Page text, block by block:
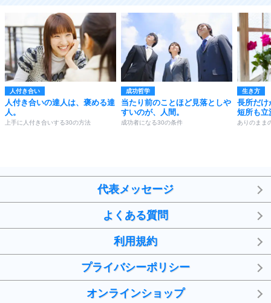
人付き合い
人付き合いの達人は、褒める達
人。
上手に人付き合いする30の方法
成功哲学
当たり前のことほど見落としや
すいのが、人間。
成功者になる30の条件
生き方
長所だけ
短所も立
ありのまま
代表メッセージ
よくある質問
利用規約
プライバシーポリシー
オンラインショップ